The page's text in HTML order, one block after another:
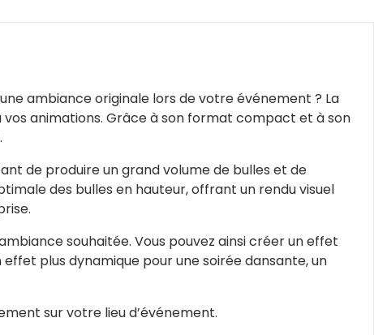
ambiance originale lors de votre événement ? La
animations. Grâce à son format compact et à son
de produire un grand volume de bulles et de
des bulles en hauteur, offrant un rendu visuel
souhaitée. Vous pouvez ainsi créer un effet
plus dynamique pour une soirée dansante, un
sur votre lieu d’événement.